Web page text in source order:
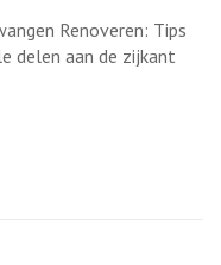
Trapwangen:
Tips
en
Renoveren: Tips
delen aan de zijkant